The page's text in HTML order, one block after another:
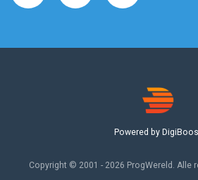
Powered by
Copyright © 2001 - 2026 ProgWereld. Alle